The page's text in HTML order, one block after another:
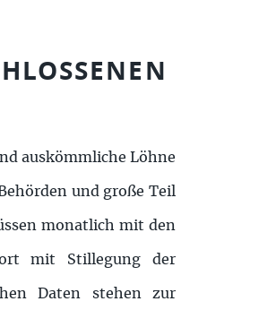
auskömmliche Löhne
und große Teil
monatlich mit den
mit Stillegung der
Daten stehen zur